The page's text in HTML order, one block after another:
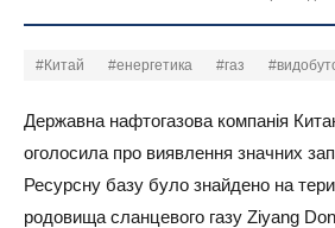
#Китай #енергетика #газ
Державна нафтогазова компанія
оголосила про виявлення значних
Ресурсну базу було знайдено на
родовища сланцевого газу Ziyang